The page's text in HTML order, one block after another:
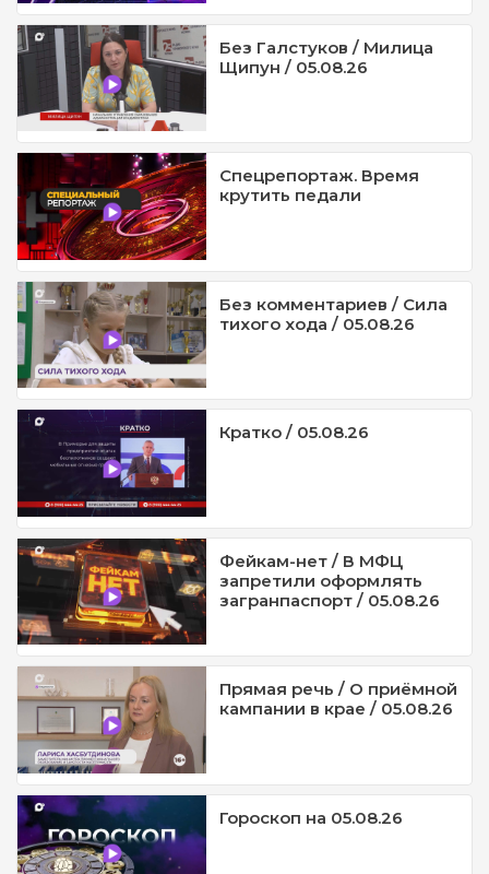
Без Галстуков / Милица
Щипун / 05.08.26
Спецрепортаж. Время
крутить педали
Без комментариев / Сила
тихого хода / 05.08.26
Кратко / 05.08.26
Фейкам-нет / В МФЦ
запретили оформлять
загранпаспорт / 05.08.26
Прямая речь / О приёмной
кампании в крае / 05.08.26
Гороскоп на 05.08.26